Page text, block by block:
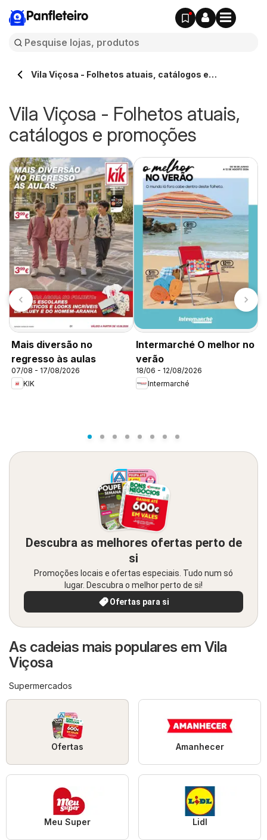
Panfleteiro
Vila Viçosa - Folhetos atuais, catálogos e
Vila Viçosa - Folhetos atuais,
catálogos e promoções
Mais diversão no
regresso às aulas
07/08 - 17/08/2026
KIK
Intermarché O melhor no
verão
18/06 - 12/08/2026
Intermarché
Descubra as melhores ofertas perto de
si
Promoções locais e ofertas especiais. Tudo num só
lugar. Descubra o melhor perto de si!
Ofertas para si
As cadeias mais populares em Vila
Viçosa
Supermercados
Ofertas Amanhecer
Meu Super Lidl